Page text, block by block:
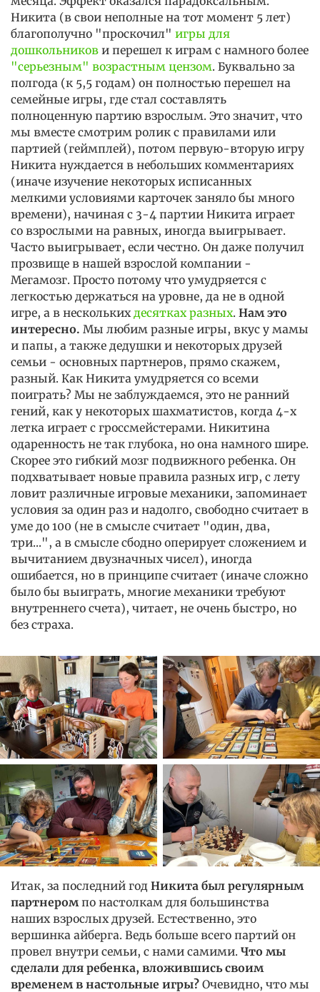
Никита (в свои неполные на тот момент 5 лет)
благополучно "проскочил" игры для
дошкольников и перешел к играм с намного более
"серьезным" возрастным цензом. Буквально за
полгода (к 5,5 годам) он полностью перешел на
семейные игры, где стал составлять
полноценную партию взрослым. Это значит, что
мы вместе смотрим ролик с правилами или
партией (геймплей), потом первую-вторую игру
Никита нуждается в небольших комментариях
(иначе изучение некоторых исписанных
мелкими условиями карточек заняло бы много
времени), начиная с 3-4 партии Никита играет
со взрослыми на равных, иногда выигрывает.
Часто выигрывает, если честно. Он даже получил
прозвище в нашей взрослой компании -
Мегамозг. Просто потому что умудряется с
легкостью держаться на уровне, да не в одной
игре, а в несколькихдесятках разных. Нам это
интересно. Мы любим разные игры, вкус у мамы
и папы, а также дедушки и некоторых друзей
семьи - основных партнеров, прямо скажем,
разный. Как Никита умудряется со всеми
поиграть? Мы не заблуждаемся, это не ранний
гений, как у некоторых шахматистов, когда 4-х
летка играет с гроссмейстерами. Никитина
одаренность не так глубока, но она намного шире.
Скорее это гибкий мозг подвижного ребенка. Он
подхватывает новые правила разных игр, с лету
ловит различные игровые механики, запоминает
условия за один раз и надолго, свободно считает в
уме до 100 (не в смысле считает "один, два,
три...", а в смысле сбодно оперирует сложением и
вычитанием двузначных чисел), иногда
ошибается, но в принципе считает (иначе сложно
было бы выиграть, многие механики требуют
внутреннего счета), читает, не очень быстро, но
без страха.
Итак, за последний год Никита был регулярным
партнеромпо настолкам для большинства
наших взрослых друзей. Естественно, это
вершинка айберга. Ведь больше всего партий он
провел внутри семьи, с нами самими. Что мы
сделали для ребенка, вложившись своим
временем в настольные игры? Очевидно, что мы